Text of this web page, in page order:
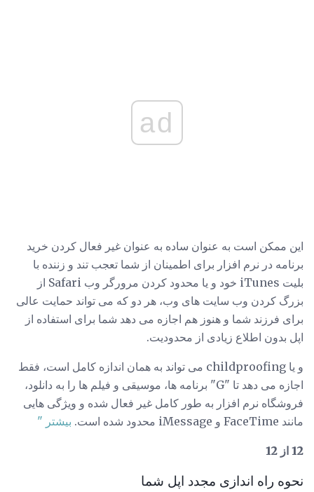
ad
این ممکن است به عنوان ساده به عنوان غیر فعال کردن خرید
برنامه در نرم افزار برای اطمینان از شما تعجب تند و زننده با
بلیت iTunes خود و یا محدود کردن مرورگر وب Safari از
بزرگ کردن وب سایت های وب، هر دو که می تواند حمایت عالی
برای فرزند شما و هنوز هم اجازه می دهد شما برای استفاده از
اپل بدون اطلاع زیادی از محدودیت.
و یا childproofing می تواند به همان اندازه کامل است، فقط
اجازه می دهد تا "G" برنامه ها، موسیقی و فیلم ها را به دانلود،
فروشگاه نرم افزار به طور کامل غیر فعال شده و ویژگی هایی
مانند FaceTime و iMessage محدود شده است.
بیشتر "
12 از 12
نحوه راه اندازی مجدد اپل شما